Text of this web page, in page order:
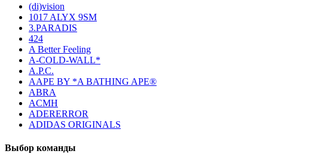
(di)vision
1017 ALYX 9SM
3.PARADIS
424
A Better Feeling
A-COLD-WALL*
A.P.C.
AAPE BY *A BATHING APE®
ABRA
ACMH
ADERERROR
ADIDAS ORIGINALS
Выбор команды